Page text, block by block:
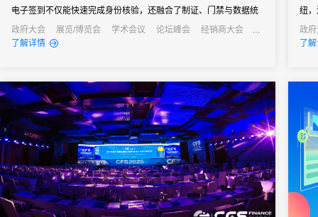
电子签到不仅能快速完成身份核验，还融合了制证、门禁与数据统
计等多重功能，能够快速完成签到过程，减少等待时间，同时能够
通过数据分析，为会议组织者提供宝贵的参会者信息，助力后续的
政府大会 展览/博览会 学术会议 论坛峰会
经销商大会
公关活动
发布会
了解详情
纽
政
线
了